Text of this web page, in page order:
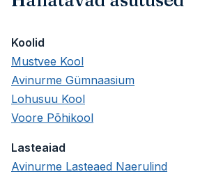
Koolid
Mustvee Kool
Avinurme Gümnaasium
Lohusuu Kool
Voore Põhikool
Lasteaiad
Avinurme Lasteaed Naerulind